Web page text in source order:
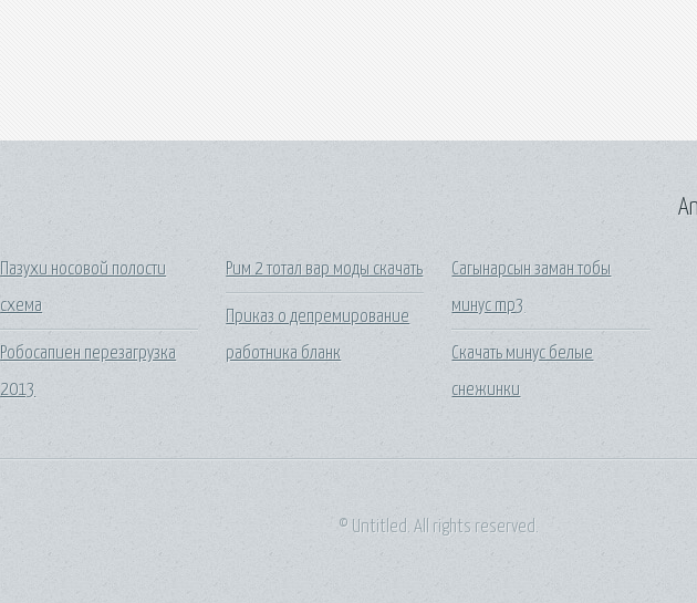
Пазухи носовой полости
схема
Робосапиен перезагрузка
2013
Рим 2 тотал вар моды скачать
Приказ о депремирование
работника бланк
Сагынарсын заман тобы
минус mp3
Скачать минус белые
снежинки
© Untitled. All rights reserved.